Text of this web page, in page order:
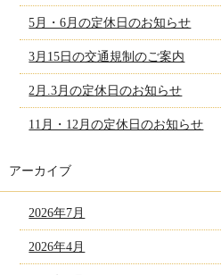
5月・6月の定休日のお知らせ
3月15日の交通規制のご案内
2月.3月の定休日のお知らせ
11月・12月の定休日のお知らせ
アーカイブ
2026年7月
2026年4月